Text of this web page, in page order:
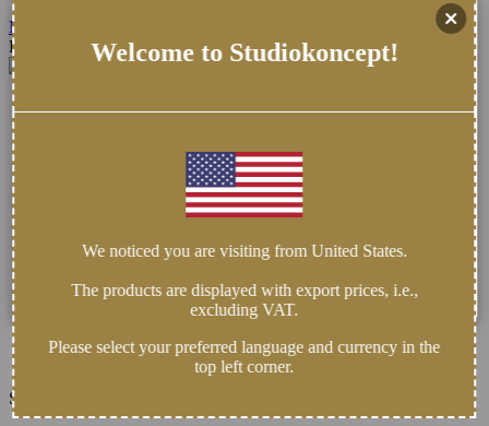
MORE PRODUCTS
Frakt & Leverans
Studiokoncept erbjuder 2 rum och 75kvm experimentell Hi-Fi yta...
Welcome to Studiokoncept!
We noticed you are visiting from United States.
The products are displayed with export prices, i.e.,
excluding VAT.
Please select your preferred language and currency in the
top left corner.